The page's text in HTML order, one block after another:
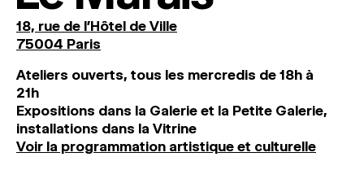
18, rue de l'Hôtel de Ville
75004 Paris
Ateliers ouverts, tous les mercredis de 18h à
21h
Expositions dans la Galerie et la Petite Galerie,
installations dans la Vitrine
Voir la programmation artistique et culturelle